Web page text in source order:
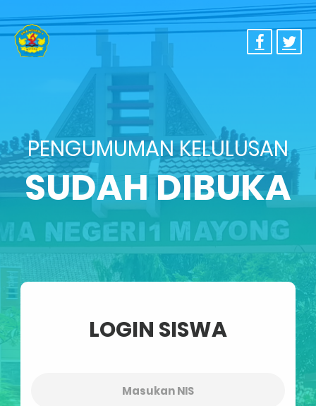
PENGUMUMAN KELULUSAN
SUDAH DIBUKA
LOGIN SISWA